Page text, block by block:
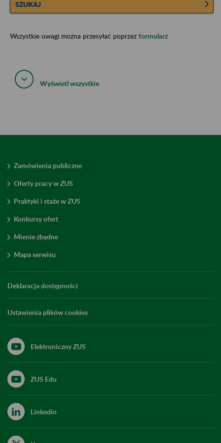
SZUKAJ
Wszystkie uwagi można przesyłać poprzez formularz
Wyświetl wszystkie
Zamówienia publiczne
Oferty pracy w ZUS
Praktyki i staże w ZUS
Konkursy ofert
Mienie zbędne
Mapa serwisu
Deklaracja dostępności
Ustawienia plików cookies
Elektroniczny ZUS
ZUS Edu
Linkedin